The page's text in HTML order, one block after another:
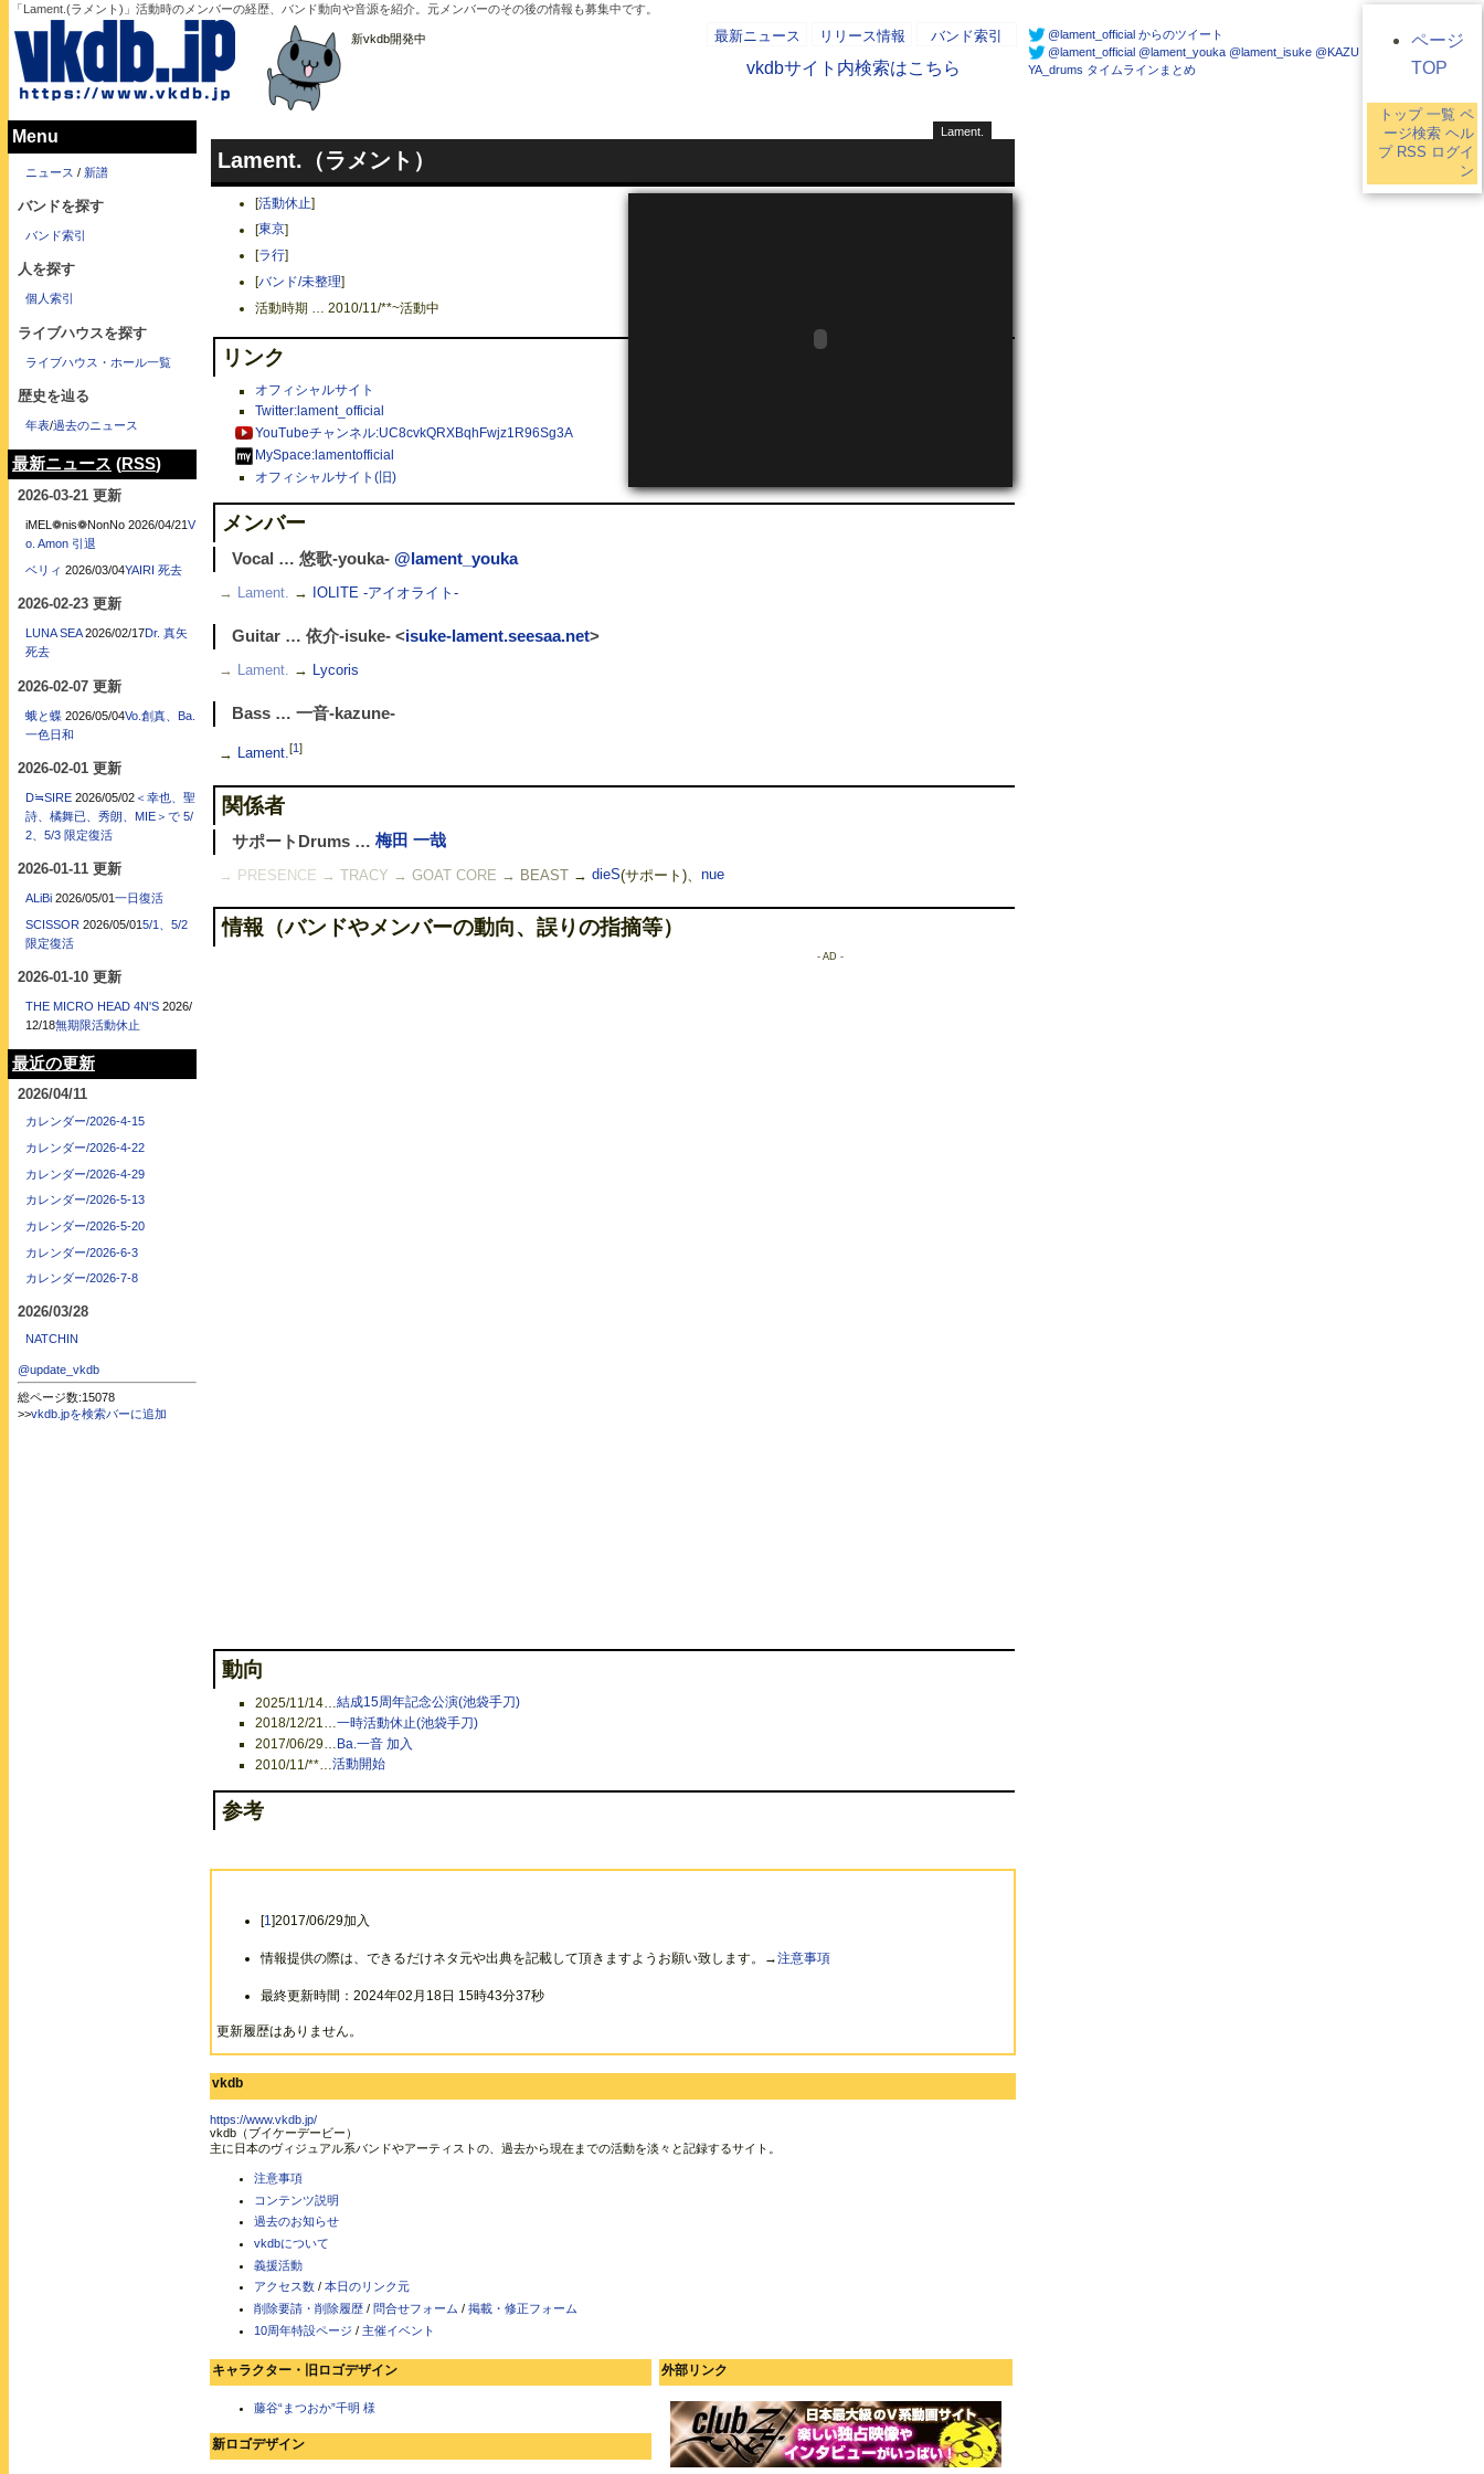
「Lament.(ラメント)」活動時のメンバーの経歴、バンド動向や音源を紹介。元メンバーのその後の情報も募集中です。
新vkdb開発中 最新ニュース リリース情報 バンド索引
vkdbサイト内検索はこちら
Lament.
Lament.（ラメント）
[活動休止]
[東京]
[ラ行]
[バンド/未整理]
活動時期 … 2010/11/**~活動中
リンク
オフィシャルサイト
Twitter:lament_official
YouTubeチャンネル:UC8cvkQRXBqhFwjz1R96Sg3A
MySpace:lamentofficial
オフィシャルサイト(旧)
メンバー
Vocal … 悠歌-youka- @lament_youka
→ Lament. → IOLITE -アイオライト-
Guitar … 依介-isuke- <isuke-lament.seesaa.net>
→ Lament. → Lycoris
Bass … 一音-kazune-
→ Lament.[1 ]
関係者
サポートDrums … 梅田 一哉
→ PRESENCE → TRACY → GOAT CORE → BEAST→ dieS(サポート)、 nue
情報（バンドやメンバーの動向、誤りの指摘等）
- AD -
動向
2025/11/14
結成15周年記念公演(池袋手刀)
2018/12/21…一時活動休止(池袋手刀)
2017/06/29… Ba.一音 加入
2010/11/**
活動開始
参考
[1]2017/06/29加入
情報提供の際は、できるだけネタ元や出典を記載して頂きますようお願い致します。→注意事項
最終更新時間：2024年02月18日 15時43分37秒
更新履歴はありません。
vkdb
https://www.vkdb.jp/
vkdb（ブイケーデービー）
主に日本のヴィジュアル系バンドやアーティストの、過去から現在までの活動を淡々と記録するサイト。
注意事項
コンテンツ説明
過去のお知らせ
vkdbについて
義援活動
アクセス数 / 本日のリンク元
削除要請・削除履歴 / 問合せフォーム / 掲載・修正フォーム
10周年特設ページ / 主催イベント
キャラクター・旧ロゴデザイン
藤谷“まつおか”千明 様
新ロゴデザイン
外部リンク
@lament_official からのツイート
@lament_official @lament_youka @lament_isuke @KAZU
YA_drums タイムラインまとめ
Menu
ニュース / 新譜
バンドを探す
バンド索引
人を探す
個人索引
ライブハウスを探す
ライブハウス・ホール一覧
歴史を辿る
年表/過去のニュース
最新ニュース (RSS)
2026-03-21 更新
iMEL❁nis❁NonNo 2026/04/21 V
o. Amon 引退
ベリィ 2026/03/04YAIRI 死去
2026-02-23 更新
LUNA SEA 2026/02/17Dr. 真矢
死去
2026-02-07 更新
蛾と蝶 2026/05/04Vo.創真、Ba.
一色日和
2026-02-01 更新
D≒SIRE 2026/05/02＜幸也、聖
詩、橘舞已、秀朗、MIE＞で 5/
2、5/3 限定復活
2026-01-11 更新
ALiBi 2026/05/01一日復活
SCISSOR 2026/05/015/1、5/2
限定復活
2026-01-10 更新
THE MICRO HEAD 4N'S 2026/
12/18無期限活動休止
最近の更新
2026/04/11
カレンダー/2026-4-15
カレンダー/2026-4-22
カレンダー/2026-4-29
カレンダー/2026-5-13
カレンダー/2026-5-20
カレンダー/2026-6-3
カレンダー/2026-7-8
2026/03/28
NATCHIN
@update_vkdb
総ページ数:15078
>>vkdb.jpを検索バーに追加
ページ
TOP
トップ 一覧 ペ
ージ検索 ヘル
プ RSS ログイ
ン